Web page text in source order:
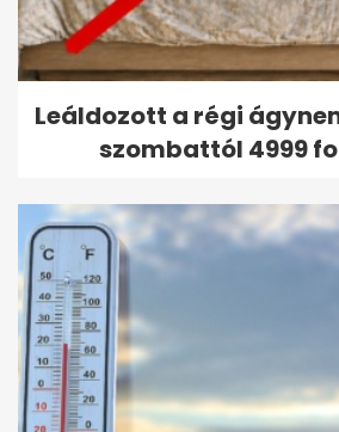
Leáldozott a régi
szombattól 4999